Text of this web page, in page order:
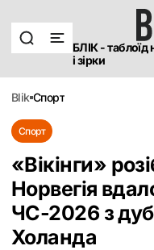
БЛІК - таблоїд
і зірки
blik спорт
Спорт
«Вікінги»
Норвегія
ЧС-2026 з
Холанда